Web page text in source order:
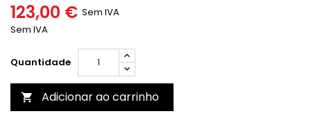
123,00 € Sem IVA
Sem IVA
Quantidade
 Adicionar ao carrinho